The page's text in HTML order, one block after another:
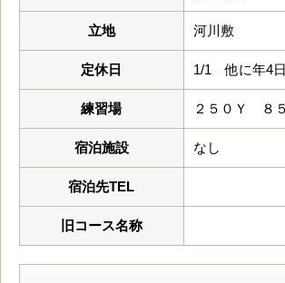
立地 河川敷
定休日 1/1 他に年4
練習場 ２５０Ｙ ８
宿泊施設 なし
宿泊先TEL
旧コース名称